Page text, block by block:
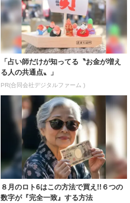
「占い師だけが知ってる〝お金が増え
る人の共通点〟」
PR(合同会社デジタルファーム )
８月のロト6はこの方法で買え!!６つの
数字が『完全一致』する方法